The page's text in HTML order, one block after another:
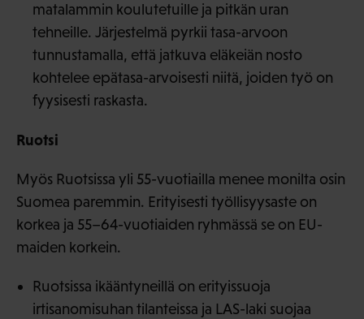
matalammin koulutetuille ja pitkän uran
tehneille. Järjestelmä pyrkii tasa-arvoon
tunnustamalla, että jatkuva eläkeiän nosto
kohtelee epätasa-arvoisesti niitä, joiden työ on
fyysisesti raskasta.
Ruotsi
Myös Ruotsissa yli 55-vuotiailla menee monilta osin
Suomea paremmin. Erityisesti työllisyysaste on
korkea ja 55–64-vuotiaiden ryhmässä se on EU-
maiden korkein.
Ruotsissa ikääntyneillä on erityissuoja
irtisanomisuhan tilanteissa ja LAS-laki suojaa